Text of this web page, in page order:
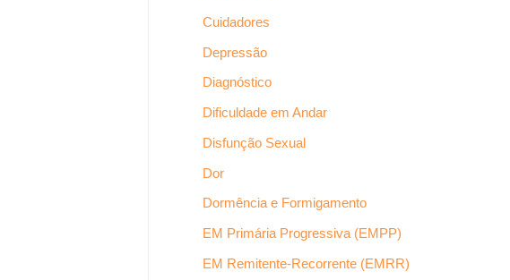
Cuidadores
Depressão
Diagnóstico
Dificuldade em Andar
Disfunção Sexual
Dor
Dormência e Formigamento
EM Primária Progressiva (EMPP)
EM Remitente-Recorrente (EMRR)